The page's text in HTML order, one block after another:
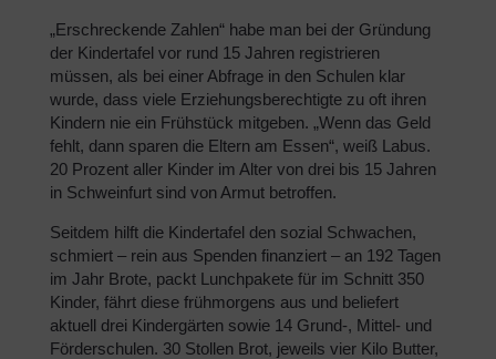
„Erschreckende Zahlen“ habe man bei der Gründung
der Kindertafel vor rund 15 Jahren registrieren
müssen, als bei einer Abfrage in den Schulen klar
wurde, dass viele Erziehungsberechtigte zu oft ihren
Kindern nie ein Frühstück mitgeben. „Wenn das Geld
fehlt, dann sparen die Eltern am Essen“, weiß Labus.
20 Prozent aller Kinder im Alter von drei bis 15 Jahren
in Schweinfurt sind von Armut betroffen.
Seitdem hilft die Kindertafel den sozial Schwachen,
schmiert – rein aus Spenden finanziert – an 192 Tagen
im Jahr Brote, packt Lunchpakete für im Schnitt 350
Kinder, fährt diese frühmorgens aus und beliefert
aktuell drei Kindergärten sowie 14 Grund-, Mittel- und
Förderschulen. 30 Stollen Brot, jeweils vier Kilo Butter,